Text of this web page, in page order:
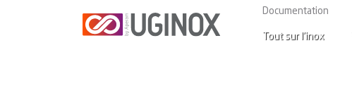
Documentation
Tout sur l’inox
Aperam Services & Solutions Poland